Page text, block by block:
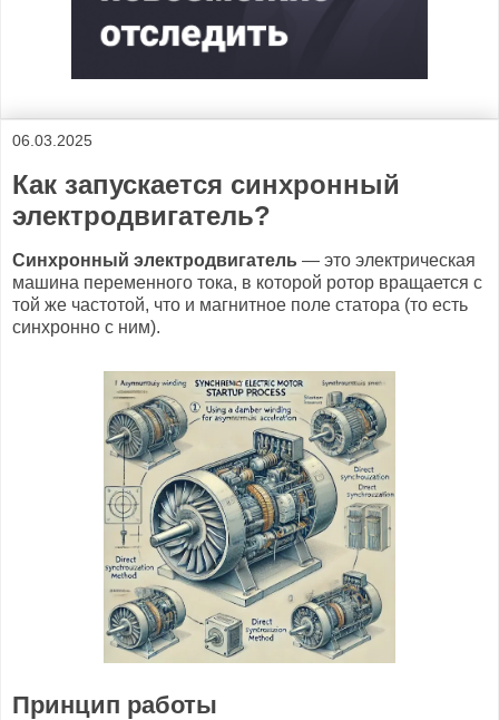
06.03.2025
Как запускается синхронный
электродвигатель?
Синхронный электродвигатель — это электрическая
машина переменного тока, в которой ротор вращается с
той же частотой, что и магнитное поле статора (то есть
синхронно с ним).
Принцип работы